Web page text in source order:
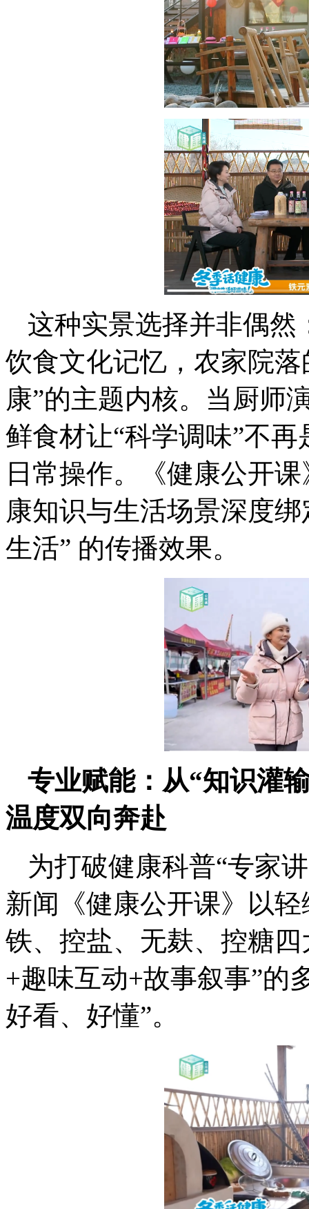
这种实景选择并非偶然
饮食文化记忆，农家院
康”的主题内核。当厨师
鲜食材让“科学调味”不
日常操作。《健康公开
康知识与生活场景深度
生活” 的传播效果。
专业赋能：从“知识灌
温度双向奔赴
为打破健康科普“专家
新闻《健康公开课》以
铁、控盐、无麸、控糖
+趣味互动+故事叙事”的
好看、好懂”。